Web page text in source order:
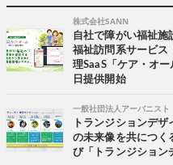
株式会社SANN
自社で障がい福祉施
福祉訪問系サービス
理SaaS「ケア・オ
日提供開始
一般社団法人アーバニスト
トランジションデ
の未来像を共につく
び「トランジション